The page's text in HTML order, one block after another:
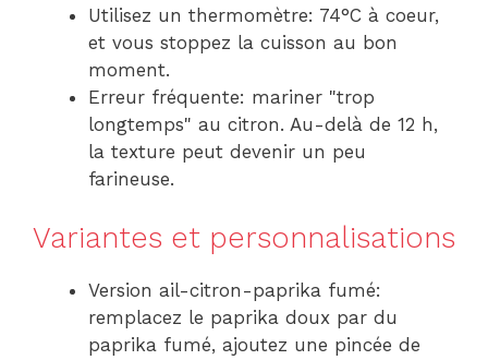
Utilisez un thermomètre: 74°C à coeur,
et vous stoppez la cuisson au bon
moment.
Erreur fréquente: mariner "trop
longtemps" au citron. Au-delà de 12 h,
la texture peut devenir un peu
farineuse.
Variantes et personnalisations
Version ail-citron-paprika fumé:
remplacez le paprika doux par du
paprika fumé, ajoutez une pincée de